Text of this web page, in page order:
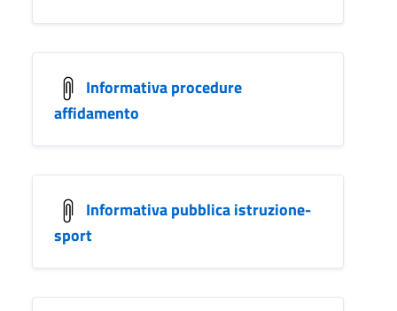
Informativa procedure
affidamento
Informativa pubblica istruzione-
sport